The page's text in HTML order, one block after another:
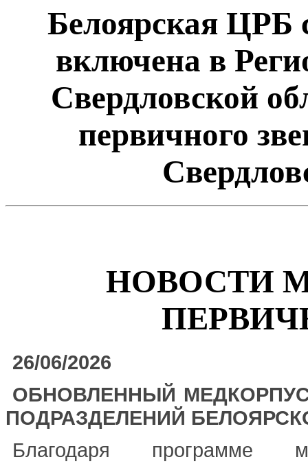
Белоярская ЦРБ
включена в
Свердловской
первичного
НОВОСТИ
26/06/2026
ОБНОВЛЕННЫЙ
ПОДРАЗДЕЛЕНИЙ
Благодаря программе